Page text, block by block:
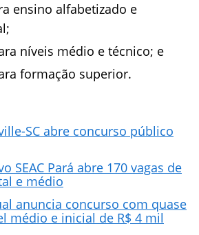
ensino alfabetizado e
níveis médio e técnico; e
formação superior.
SC abre concurso público
SEAC Pará abre 170 vagas de
e médio
anuncia concurso com quase
médio e inicial de R$ 4 mil